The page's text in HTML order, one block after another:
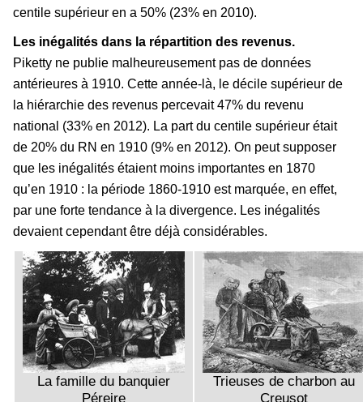
centile supérieur en a 50% (23% en 2010).
Les inégalités dans la répartition des revenus.
Piketty ne publie malheureusement pas de données
antérieures à 1910. Cette année-là, le décile supérieur de
la hiérarchie des revenus percevait 47% du revenu
national (33% en 2012). La part du centile supérieur était
de 20% du RN en 1910 (9% en 2012). On peut supposer
que les inégalités étaient moins importantes en 1870
qu’en 1910 : la période 1860-1910 est marquée, en effet,
par une forte tendance à la divergence. Les inégalités
devaient cependant être déjà considérables.
La famille du banquier
Péreire
Trieuses de charbon au
Creusot